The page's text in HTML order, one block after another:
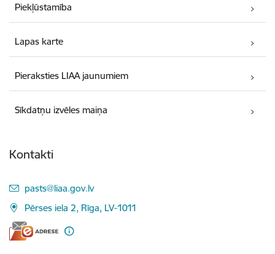
Piekļūstamība
Lapas karte
Pieraksties LIAA jaunumiem
Sīkdatņu izvēles maiņa
Kontakti
E-pasts:
pasts@liaa.gov.lv
Pērses iela 2, Rīga, LV-1011